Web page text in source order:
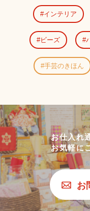
インテリア
ビーズ
手芸のきほん
お仕入れ
お気軽に
お